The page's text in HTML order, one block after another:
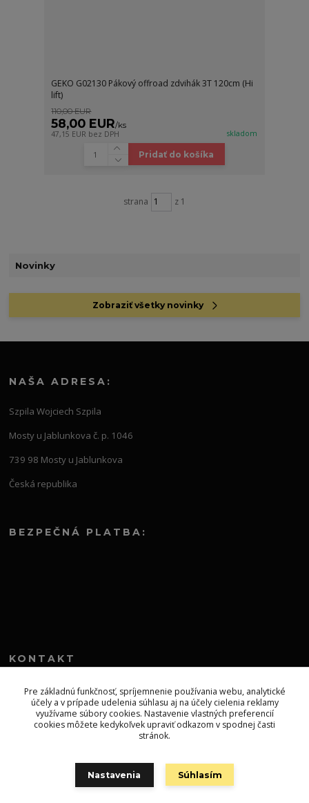
GEKO G02130 Pákový offroad zdvihák 3T 120cm (Hi
lift)
110,00 EUR
58,00 EUR/ks
47,15 EUR bez DPH skladom
Pridať do košíka
strana z 1
Novinky
Zobraziť všetky novinky
NAŠA ADRESA:
Szpila Wojciech Szpila
Mosty u Jablunkova č. p. 1046
739 98 Mosty u Jablunkova
Česká republika
BEZPEČNÁ PLATBA:
KONTAKT
+421 552 304 860
Po-Pia 8.00-13.00
topprodejsk@gmail.com
Pre základnú funkčnosť, spríjemnenie používania webu, analytické
účely a v prípade udelenia súhlasu aj na účely cielenia reklamy
využívame súbory cookies. Nastavenie vlastných preferencií
cookies môžete kedykoľvek upraviť odkazom v spodnej časti
stránok.
Nastavenia Súhlasím